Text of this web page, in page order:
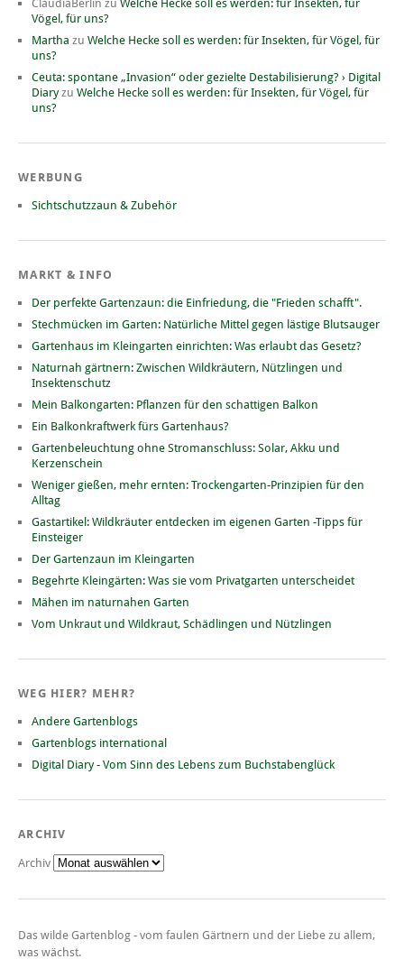
ClaudiaBerlin zu Welche Hecke soll es werden: für Insekten, für
Vögel, für uns?
Martha zu Welche Hecke soll es werden: für Insekten, für Vögel, für
uns?
Ceuta: spontane „Invasion“ oder gezielte Destabilisierung? › Digital
Diaryzu Welche Hecke soll es werden: für Insekten, für Vögel, für
uns?
WERBUNG
Sichtschutzzaun & Zubehör
MARKT & INFO
Der perfekte Gartenzaun: die Einfriedung, die "Frieden schafft".
Stechmücken im Garten: Natürliche Mittel gegen lästige Blutsauger
Gartenhaus im Kleingarten einrichten: Was erlaubt das Gesetz?
Naturnah gärtnern: Zwischen Wildkräutern, Nützlingen und
Insektenschutz
Mein Balkongarten: Pflanzen für den schattigen Balkon
Ein Balkonkraftwerk fürs Gartenhaus?
Gartenbeleuchtung ohne Stromanschluss: Solar, Akku und
Kerzenschein
Weniger gießen, mehr ernten: Trockengarten-Prinzipien für den
Alltag
Gastartikel: Wildkräuter entdecken im eigenen Garten -Tipps für
Einsteiger
Der Gartenzaun im Kleingarten
Begehrte Kleingärten: Was sie vom Privatgarten unterscheidet
Mähen im naturnahen Garten
Vom Unkraut und Wildkraut, Schädlingen und Nützlingen
WEG HIER? MEHR?
Andere Gartenblogs
Gartenblogs international
Digital Diary - Vom Sinn des Lebens zum Buchstabenglück
ARCHIV
Archiv
Das wilde Gartenblog - vom faulen Gärtnern und der Liebe zu allem,
was wächst.